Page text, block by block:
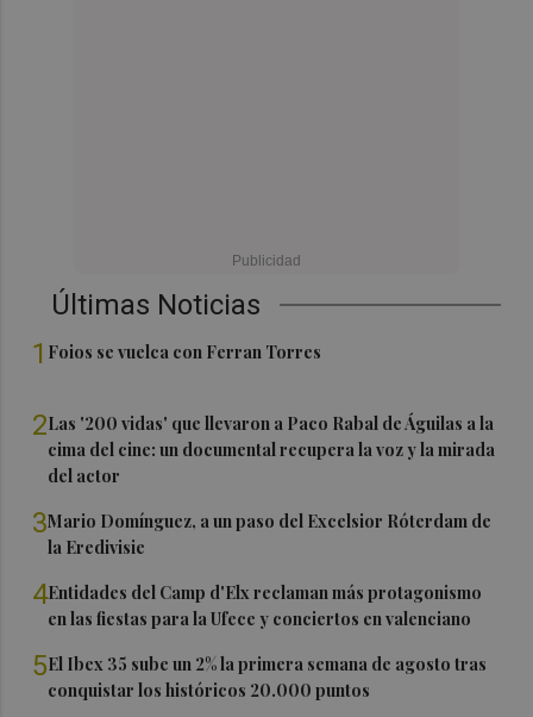
Últimas Noticias
1 Foios se vuelca con Ferran Torres
2Las '200 vidas' que llevaron a Paco Rabal de Águilas a la
cima del cine: un documental recupera la voz y la mirada
del actor
3Mario Domínguez, a un paso del Excelsior Róterdam de
la Eredivisie
4Entidades del Camp d'Elx reclaman más protagonismo
en las fiestas para la Ufece y conciertos en valenciano
5El Ibex 35 sube un 2% la primera semana de agosto tras
conquistar los históricos 20.000 puntos